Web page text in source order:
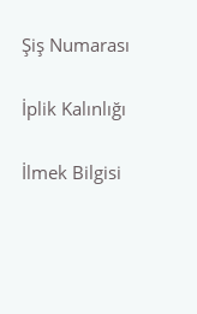
Şiş Numarası
İplik Kalınlığı
İlmek Bilgisi